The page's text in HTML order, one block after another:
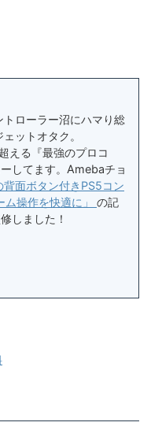
ローラー沼にハマり総
ットオタク。
える『最強のプロコ
してます。Amebaチョ
背面ボタン付きPS5コン
ム操作を快適に」 の記
しました！